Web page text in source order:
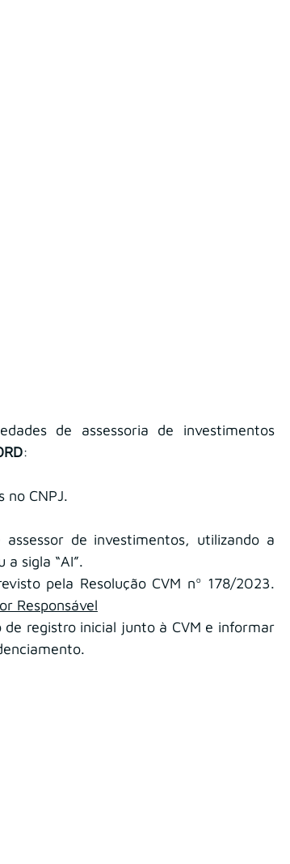
de assessoria de investimentos
:
no CNPJ.
de investimentos, utilizando a
a sigla “AI”.
Responsável
registro inicial junto à CVM e informar